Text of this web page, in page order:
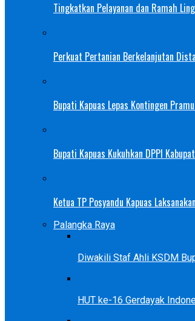
Tingkatkan Pelayanan dan Ramah
Perkuat Pertanian Berkelanjutan
Bupati Kapuas Lepas Kontingen
Bupati Kapuas Kukuhkan DPPI
Ketua TP Posyandu Kapuas
Palangka Raya
Diwakili Staf Ahli KSDM
HUT ke-16 Gerdayak